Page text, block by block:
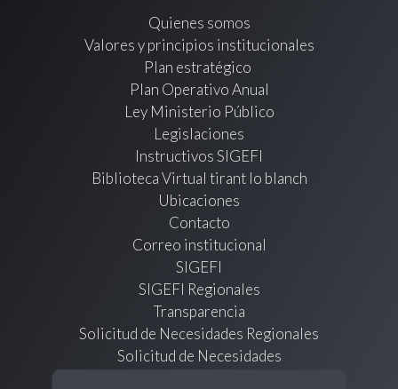
Quienes somos
Valores y principios institucionales
Plan estratégico
Plan Operativo Anual
Ley Ministerio Público
Legislaciones
Instructivos SIGEFI
Biblioteca Virtual tirant lo blanch
Ubicaciones
Contacto
Correo institucional
SIGEFI
SIGEFI Regionales
Transparencia
Solicitud de Necesidades Regionales
Solicitud de Necesidades